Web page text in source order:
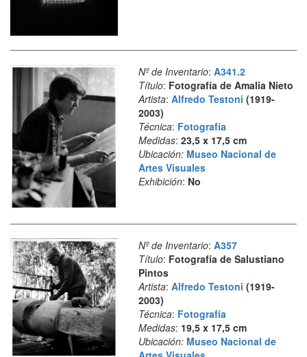
Nº de Inventario: A341.2
Título: Fotografía de Amalia Nieto
Artista: Alfredo Testoni (1919-
2003)
Técnica: Fotografía
Medidas: 23,5 x 17,5 cm
Ubicación: Museo Nacional de
Artes Visuales
Exhibición: No
Nº de Inventario: A357
Título: Fotografía de Salustiano
Pintos
Artista: Alfredo Testoni (1919-
2003)
Técnica: Fotografía
Medidas: 19,5 x 17,5 cm
Ubicación: Museo Nacional de